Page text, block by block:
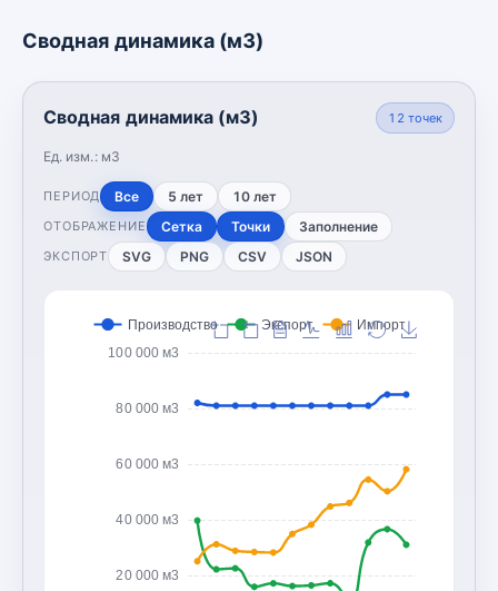
Сводная динамика (м3)
Сводная динамика (м3)
Ед. изм.: м3
12 точек
ПЕРИОД Все 5 лет 10 лет
ОТОБРАЖЕНИЕ Сетка Точки Заполнение
ЭКСПОРТ SVG PNG CSV JSON
20 000 м3
40 000 м3
60 000 м3
80 000 м3
100 000 м3
Производство Экспорт Импорт